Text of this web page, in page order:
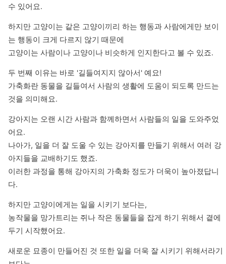
수 있어요.
하지만 고양이는 같은 고양이끼리 하는 행동과 사람에게만 보이
는 행동이 크게 다르지 않기 때문에
고양이는 사람이나 고양이나 비슷하게 인지한다고 볼 수 있죠.
두 번째 이유는 바로 '길들여지지 않아서' 예요!
가축화란 동물을 길들여서 사람의 생활에 도움이 되도록 만드는
것을 의미해요.
강아지는 오랜 시간 사람과 함께하면서 사람들의 일을 도와주었
어요.
나아가, 일을 더 잘 도울 수 있는 강아지를 만들기 위해서 여러 강
아지들을 교배하기도 했죠.
이러한 과정을 통해 강아지의 가축화 정도가 더욱이 높아졌답니
다.
하지만 고양이에게는 일을 시키기 보다는,
농작물을 망가트리는 쥐나 작은 동물들을 잡게 하기 위해서 곁에
두기 시작했어요.
새로운 묘종이 만들어진 것 또한 일을 더욱 잘 시키기 위해서라기